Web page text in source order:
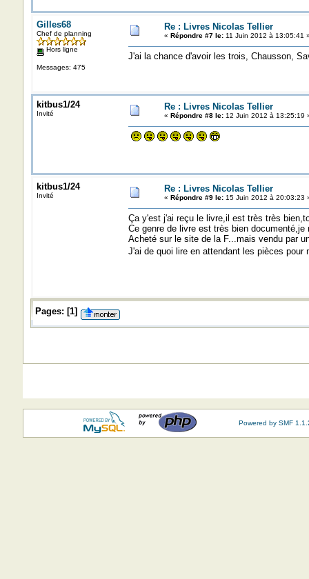
Gilles68
Chef de planning
Hors ligne
Messages: 475
Re : Livres Nicolas Tellier
« Répondre #7 le:11 Juin 2012 à 13:05:41
J'ai la chance d'avoir les trois, Chausson,
kitbus1/24
Invité
Re : Livres Nicolas Tellier
« Répondre #8 le:12 Juin 2012 à 13:25:19
kitbus1/24
Invité
Re : Livres Nicolas Tellier
« Répondre #9 le:15 Juin 2012 à 20:03:23
Ça y'est j'ai reçu le livre,il est très très
Ce genre de livre est très bien documenté,je
Acheté sur le site de la F...mais vendu par
J'ai de quoi lire en attendant les pièces pour
Pages: [1]
Powered by SMF